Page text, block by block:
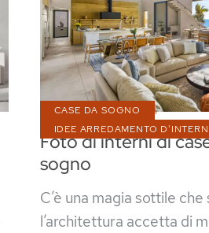
Chic
Foto di interni di
sogno
CASE DA SOGNO ,
IDEE ARREDAMENTO
C’è una magia sottile
l’architettura accetta di